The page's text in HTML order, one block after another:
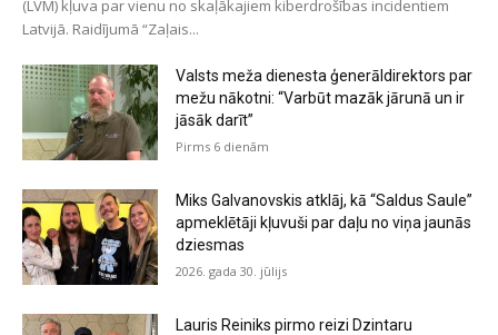
(LVM) kļuva par vienu no skaļākajiem kiberdrošības incidentiem
Latvijā. Raidījumā “Zaļais...
Valsts meža dienesta ģenerāldirektors par
mežu nākotni: “Varbūt mazāk jārunā un ir
jāsāk darīt”
Pirms 6 dienām
Miks Galvanovskis atklāj, kā “Saldus Saule”
apmeklētāji kļuvuši par daļu no viņa jaunās
dziesmas
2026. gada 30. jūlijs
Lauris Reiniks pirmo reizi Dzintaru